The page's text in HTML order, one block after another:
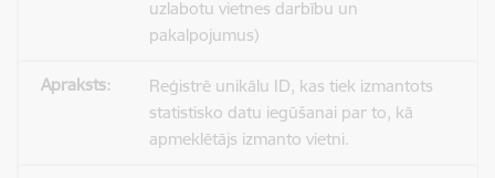
uzlabotu vietnes darbību un
pakalpojumus)
Reģistrē unikālu ID, kas tiek izmantots
statistisko datu iegūšanai par to, kā
apmeklētājs izmanto vietni.